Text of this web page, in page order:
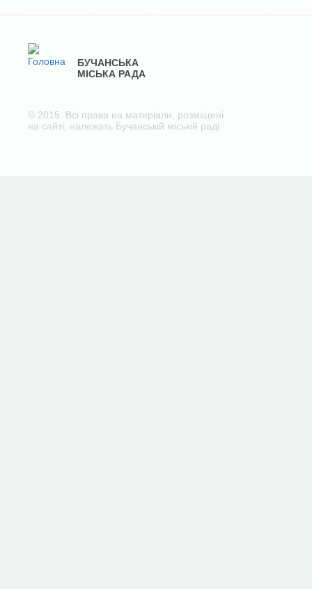
БУЧАНСЬКА
МІСЬКА РАДА
© 2015. Всі права на матеріали, розміщені
на сайті, належать Бучанській міській раді